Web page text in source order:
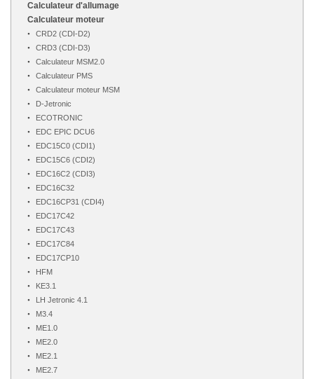
Calculateur d'allumage
Calculateur moteur
CRD2 (CDI-D2)
CRD3 (CDI-D3)
Calculateur MSM2.0
Calculateur PMS
Calculateur moteur MSM
D-Jetronic
ECOTRONIC
EDC EPIC DCU6
EDC15C0 (CDI1)
EDC15C6 (CDI2)
EDC16C2 (CDI3)
EDC16C32
EDC16CP31 (CDI4)
EDC17C42
EDC17C43
EDC17C84
EDC17CP10
HFM
KE3.1
LH Jetronic 4.1
M3.4
ME1.0
ME2.0
ME2.1
ME2.7